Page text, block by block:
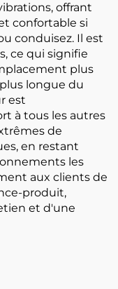
offrant
confortable si
conduisez. Il est
ce qui signifie
plus
longue du
est
à tous les autres
de
en restant
les
aux clients de
produit,
et d'une